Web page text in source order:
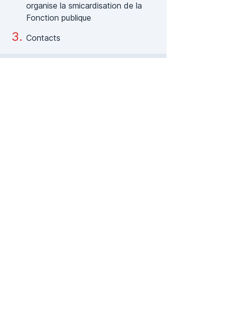
organise la smicardisation de la
Fonction publique
Contacts